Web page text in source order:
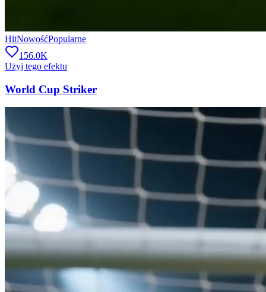
HitNowośćPopularne
156.0K
Użyj tego efektu
World Cup Striker